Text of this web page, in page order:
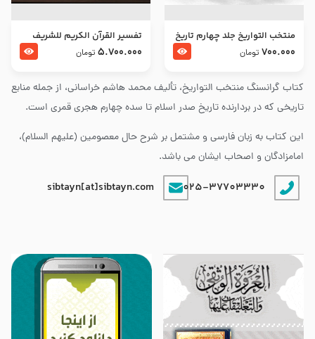
کتاب گرانسنگ منتخب التواريخ، تألیف محمد هاشم خراسانی، از جمله منابع
تاریخی که در بردارنده تاریخ صدر اسلام تا سده چهارم هجری قمری است.
این کتاب به زبان فارسی و مشتمل بر شرح حال معصومین (علیهم السلام)،
امامزادگان و اصحاب ایشان می باشد.
025-37703330
sibtayn[at]sibtayn.com
منتخب التواریخ جلد چهارم تاریخ
امام زین العابدین و امام محمد
700.000 تومان
تفسير القرآن الكريم للشريف
المرتضي قدس سرّه
5.700.000 تومان